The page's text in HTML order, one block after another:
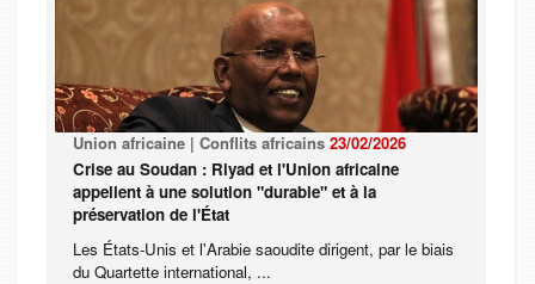
Union africaine | Conflits africains 23/02/2026
Crise au Soudan : Riyad et l'Union africaine
appellent à une solution "durable" et à la
préservation de l'État
Les États-Unis et l'Arabie saoudite dirigent, par le biais
du Quartette international, ...